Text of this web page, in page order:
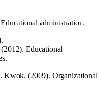
administration:
Educational
Kwok. (2009). Organizational